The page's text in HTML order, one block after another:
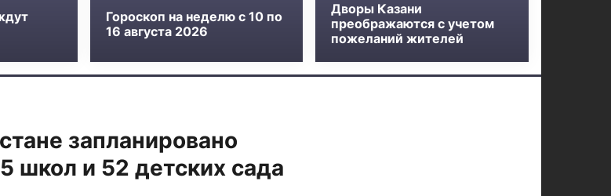
Гороскоп на неделю с 10 по
16 августа 2026
Дворы Казани
преображаются с учетом
пожеланий жителей
запланировано
школ и 52 детских сада